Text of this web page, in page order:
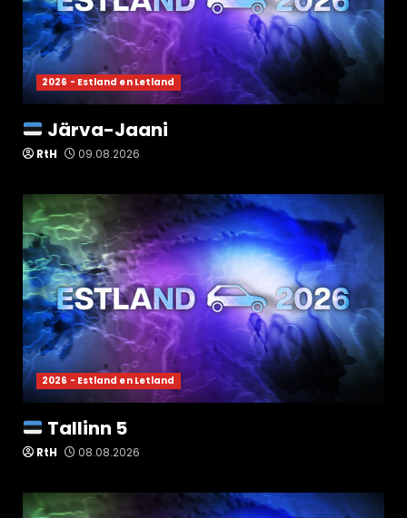
2026 - Estland en Letland
Järva-Jaani
RtH 09.08.2026
2026 - Estland en Letland
Tallinn 5
RtH 08.08.2026